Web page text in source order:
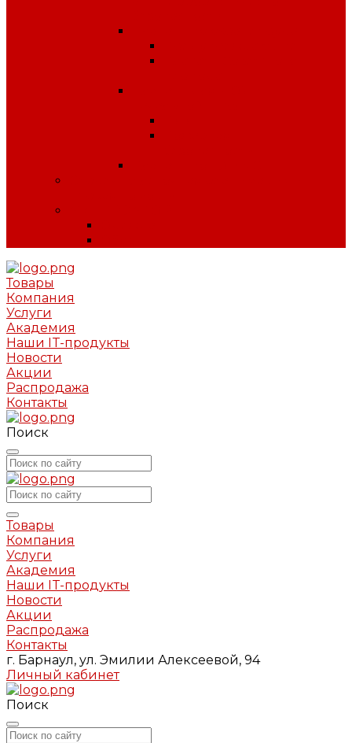
Товары
Компания
Услуги
Академия
Наши IT-продукты
Новости
Акции
Распродажа
Контакты
Поиск
Товары
Компания
Услуги
Академия
Наши IT-продукты
Новости
Акции
Распродажа
Контакты
г. Барнаул, ул. Эмилии Алексеевой, 94
Личный кабинет
Поиск